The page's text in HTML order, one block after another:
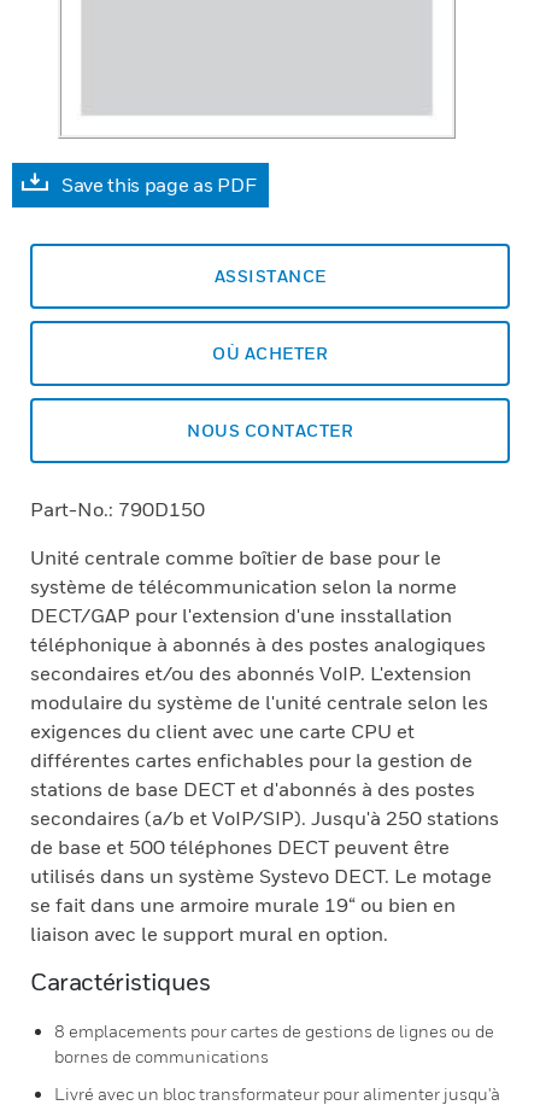
Save this page as PDF
ASSISTANCE
OÙ ACHETER
NOUS CONTACTER
Part-No.: 790D150
Unité centrale comme boîtier de base pour le
système de télécommunication selon la norme
DECT/GAP pour l'extension d'une insstallation
téléphonique à abonnés à des postes analogiques
secondaires et/ou des abonnés VoIP. L'extension
modulaire du système de l'unité centrale selon les
exigences du client avec une carte CPU et
différentes cartes enfichables pour la gestion de
stations de base DECT et d'abonnés à des postes
secondaires (a/b et VoIP/SIP). Jusqu'à 250 stations
de base et 500 téléphones DECT peuvent être
utilisés dans un système Systevo DECT. Le motage
se fait dans une armoire murale 19“ ou bien en
liaison avec le support mural en option.
Caractéristiques
8 emplacements pour cartes de gestions de lignes ou de
bornes de communications
Livré avec un bloc transformateur pour alimenter jusqu'à